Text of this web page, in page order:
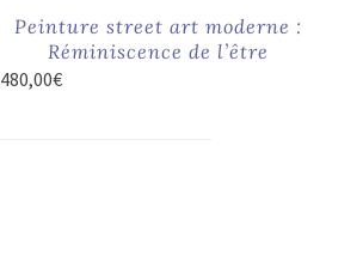
Peinture street art moderne :
Réminiscence de l’être
480,00€